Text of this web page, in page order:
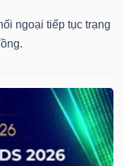
ngoại tiếp tục trạng